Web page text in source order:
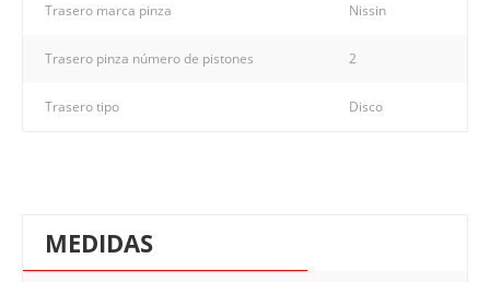
Trasero marca pinza Nissin
Trasero pinza número de pistones 2
Trasero tipo Disco
MEDIDAS